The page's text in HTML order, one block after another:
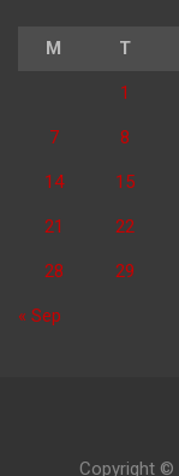
M T
1
7 8
14 15
21 22
28 29
« Sep
Copyright ©